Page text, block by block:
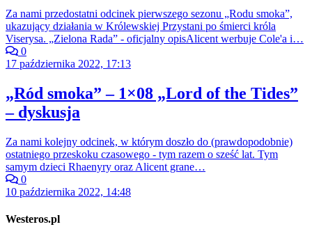
Za nami przedostatni odcinek pierwszego sezonu „Rodu smoka”,
ukazujący działania w Królewskiej Przystani po śmierci króla
Viserysa. „Zielona Rada” - oficjalny opisAlicent werbuje Cole'a i…
0
17 października 2022, 17:13
„Ród smoka” – 1×08 „Lord of the Tides”
– dyskusja
Za nami kolejny odcinek, w którym doszło do (prawdopodobnie)
ostatniego przeskoku czasowego - tym razem o sześć lat. Tym
samym dzieci Rhaenyry oraz Alicent grane…
0
10 października 2022, 14:48
Westeros.pl